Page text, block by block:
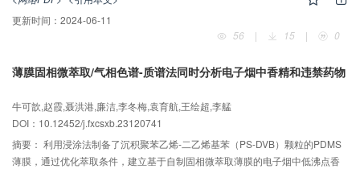
香风格方面显著提高，膏香有所减弱，其中截留液的香韵属性得分整体得到提
升，渗透液和清洗液稍有减弱；（2）不同样品溶液共检出101个化合物，包括
醇类、酯类、醛类、酮类、酸类、酚类、烃类和主要由生物碱构成的其他类等
类、醇类等组分的选择性较大，不同溶剂体系对醇类、酮类、酯类和酚类的浓
过液和清洗液有效区分，正交偏最小二乘法‒判别分析筛选出28个差异化合物
（VIP>1、P<0.05）。偏最小二乘回归分析表明，特征挥发性组分与烤烟烟
香、木香、清香、甜香和焦香香韵指标呈正相关。研究结果可为采用渗透汽化
分离提取豫烟浸膏提供指导依据，进而为天然植物香原料精细化分离加工提供
更新时间： 2024-06-11
56
| 15 | 0
薄膜固相微萃取/气相色谱-质谱法同时分析电子烟中香精和违禁药物
牛可歆,赵霞,聂洪港,廉洁,李冬梅,袁育航,王绘超,李艋
DOI：10.12452/j.fxcsxb.23120741
摘要： 利用浸涂法制备了沉积聚苯乙烯-二乙烯基苯（PS-DVB）颗粒的PDMS
薄膜，通过优化萃取条件，建立基于自制固相微萃取薄膜的电子烟中低沸点香